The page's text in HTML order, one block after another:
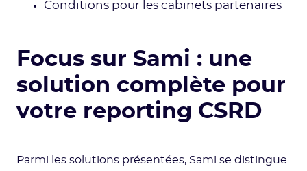
Conditions pour les cabinets partenaires
Focus sur Sami : une
solution complète pour
votre reporting CSRD
Parmi les solutions présentées, Sami se distingue